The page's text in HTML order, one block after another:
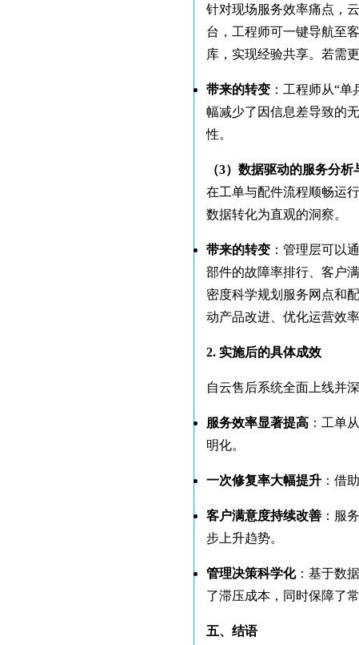
针对现场服务效率痛点，
台，工程师可一键导航至
库，实现经验共享。若需
带来的转变 ：工程师从“
幅减少了因信息差导致的
性。
（3）数据驱动的服务分
在工单与配件流程顺畅运
数据转化为直观的洞察。
带来的转变 ：管理层可以
部件的故障率排行、客户
密度科学规划服务网点和
动产品改进、优化运营效率
2. 实施后的具体成效
自云售后系统全面上线并
服务效率显著提高 ：工单
明化。
一次修复率大幅提升 ：借
客户满意度持续改善 ：服
步上升趋势。
管理决策科学化：基于数
了滞压成本，同时保障了
五、结语